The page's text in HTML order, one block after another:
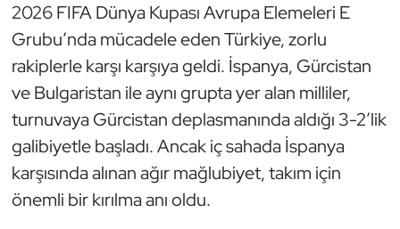
2026 FIFA Dünya Kupası Avrupa Elemeleri E
Grubu’nda mücadele eden Türkiye, zorlu
rakiplerle karşı karşıya geldi. İspanya, Gürcistan
ve Bulgaristan ile aynı grupta yer alan milliler,
turnuvaya Gürcistan deplasmanında aldığı 3-2’lik
galibiyetle başladı. Ancak iç sahada İspanya
karşısında alınan ağır mağlubiyet, takım için
önemli bir kırılma anı oldu.
Kayak
Kempo
Kick Boks
Kürek